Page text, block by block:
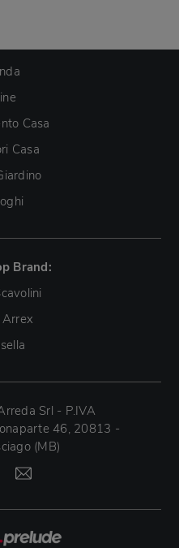
Casa
Casa
Brand:
Arrex
Srl - P.IVA
46, 20813 -
(MB)